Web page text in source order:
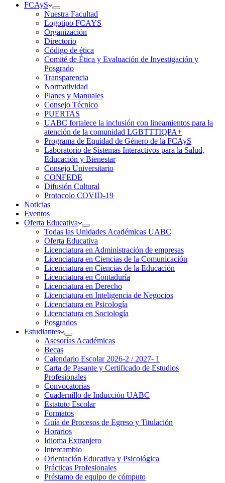
FCAyS
Nuestra Facultad
Logotipo FCAYS
Organización
Directorio
Código de ética
Comité de Ética y Evaluación de Investigación y
Posgrado
Transparencia
Normatividad
Planes y Manuales
Consejo Técnico
PUERTAS
UABC fortalece la inclusión con lineamientos para la
atención de la comunidad LGBTTTIQPA+
Programa de Equidad de Género de la FCAyS
Laboratorio de Sistemas Interactivos para la Salud,
Educación y Bienestar
Consejo Universitario
CONFEDE
Difusión Cultural
Protocolo COVID-19
Noticias
Eventos
Oferta Educativa
Todas las Unidades Académicas UABC
Oferta Educativa
Licenciatura en Administración de empresas
Licenciatura en Ciencias de la Comunicación
Licenciatura en Ciencias de la Educación
Licenciatura en Contaduría
Licenciatura en Derecho
Licenciatura en Inteligencia de Negocios
Licenciatura en Psicología
Licenciatura en Sociología
Posgrados
Estudiantes
Asesorías Académicas
Becas
Calendario Escolar 2026-2 / 2027- 1
Carta de Pasante y Certificado de Estudios
Profesionales
Convocatorias
Cuadernillo de Inducción UABC
Estatuto Escolar
Formatos
Guía de Procesos de Egreso y Titulación
Horarios
Idioma Extranjero
Intercambio
Orientación Educativa y Psicológica
Prácticas Profesionales
Préstamo de equipo de cómputo